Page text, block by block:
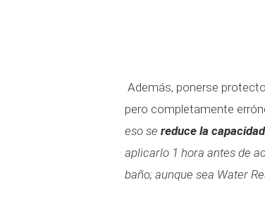
Además, ponerse
pero completamente
eso se reduce la
aplicarlo 1 hora antes de
baño; aunque sea Water